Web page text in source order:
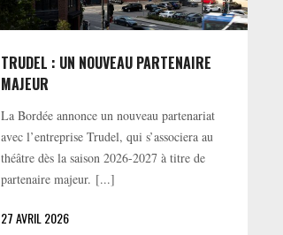
TRUDEL : UN NOUVEAU PARTENAIRE
MAJEUR
La Bordée annonce un nouveau partenariat
avec l’entreprise Trudel, qui s’associera au
théâtre dès la saison 2026-2027 à titre de
partenaire majeur. [...]
27 AVRIL 2026